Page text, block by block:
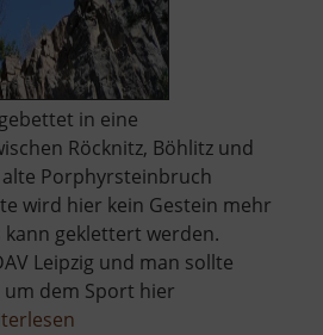
in eine
Röcknitz, Böhlitz und
Porphyrsteinbruch
wird hier kein Gestein mehr
geklettert werden.
Leipzig und man sollte
dem Sport hier